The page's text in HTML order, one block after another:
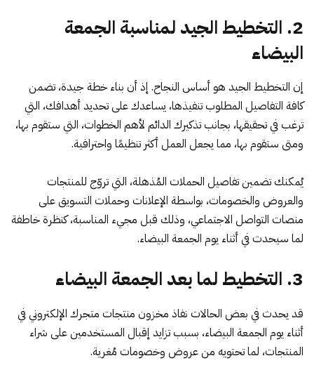
2. التخطيط الجيد لمناسبة الجمعة
البيضاء
إن التخطيط الجيد هو أساس النجاح. إذ أن بناء خطة جيدة، تضمن
كافة التفاصيل المطلوب تنفيذها، يساعدك على تحديد أهدافك، التي
ترغب في تحقيقها، بجانب تذكيرك الدائم لأهم الخطوات، التي ستقوم بها،
ومتى ستقوم بها، مما يجعل العمل أكثر تنظيمًا واحترافية.
يُمكنك تضمين تفاصيل الحملات المُذهلة، التي تروّج للمنتجات
والعروض والخصومات، بواسطة الإعلانات وحملات التسويق على
منصات التواصل الاجتماعي، وذلك قبل مجيء المناسبة، كنظرة خاطفة
لما سيحدث في أثناء يوم الجمعة البيضاء.
3. التخطيط لما بعد الجمعة البيضاء
قد يحدث في بعض الحالات نفاذ مخزون منتجات متجرك الإلكتروني في
أثناء يوم الجمعة البيضاء، بسبب تزايد إقبال المستخدمين على شراء
المنتجات، لما تحتويه من عروض وخصومات مُغرية.